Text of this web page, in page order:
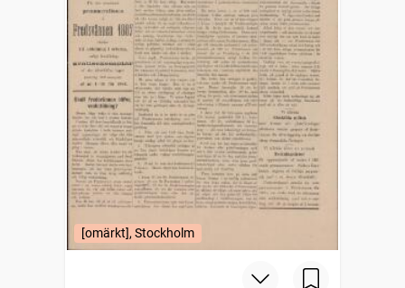
[omärkt], Stockholm